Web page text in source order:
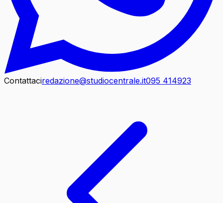
Contattaciredazione@studiocentrale.it095 414923